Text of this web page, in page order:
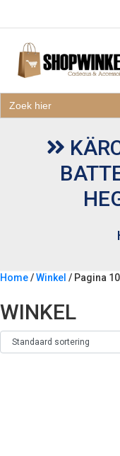
naar:
Zoek
naar:
Home/Winkel / Pagina 10
WINKEL